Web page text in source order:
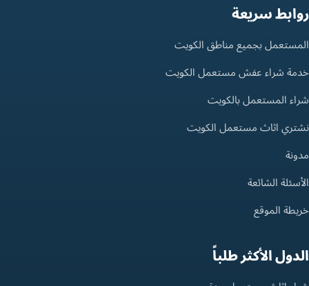
روابط سريعة
المستعمل بجميع مناطق الكويت
خدمة شراء عفش مستعمل الكويت
شراء المستعمل بالكويت
نشتري اثاث مستعمل الكويت
مدونة
الأسئلة الشائعة
خريطة الموقع
الدول الأكثر طلباً